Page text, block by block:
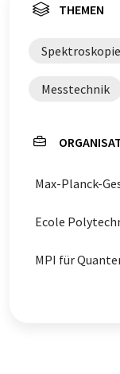
THEMEN
Spektroskopie
Messtechnik
Max-Planck-
Ecole
MPI für